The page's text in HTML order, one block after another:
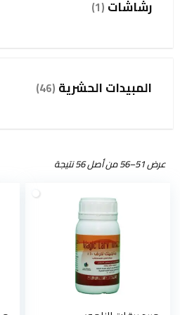
رشاشات (1)
المبيدات الحشرية (46)
عرض 51–56 من أصل 56 نتيجة